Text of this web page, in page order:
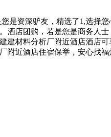
资深驴友，精选了1,选择
店团购，若是您是商务人
材料分析厂附近酒店酒店
近酒店住宿保举，安心找